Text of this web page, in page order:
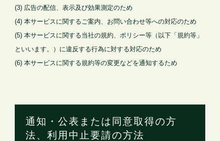
(3) 広告の配信、表示及び効果測定のため
(4) 本サービスに関するご案内、お問い合わせ等への対応のため
(5) 本サービスに関する当社の規約、ポリシー等（以下「規約等」
といいます。）に違反する行為に対する対応のため
(6) 本サービスに関する規約等の変更などを通知するため
通知・公表または同意取得の方
法、利用中止要請の方法